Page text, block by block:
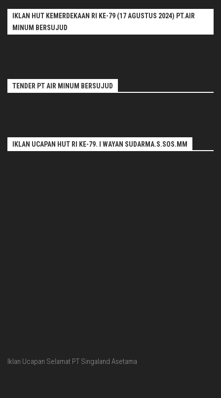
IKLAN HUT KEMERDEKAAN RI KE-79 (17 AGUSTUS 2024) PT.AIR
MINUM BERSUJUD
TENDER PT AIR MINUM BERSUJUD
IKLAN UCAPAN HUT RI KE-79. I WAYAN SUDARMA.S.SOS.MM
Iklan Ucapan Selamat PT Singaland Asetama